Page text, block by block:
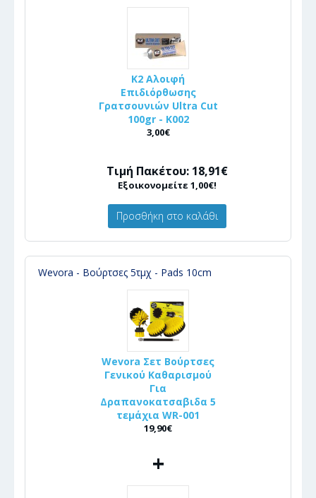
K2 Αλοιφή
Επιδιόρθωσης
Γρατσουνιών Ultra Cut
100gr - Κ002
3,00€
Τιμή Πακέτου: 18,91€
Εξοικονομείτε 1,00€!
Προσθήκη στο καλάθι
Wevora - Βούρτσες 5τμχ - Pads 10cm
Wevora Σετ Βούρτσες
Γενικού Καθαρισμού
Για
Δραπανοκατσαβιδα 5
τεμάχια WR-001
19,90€
+